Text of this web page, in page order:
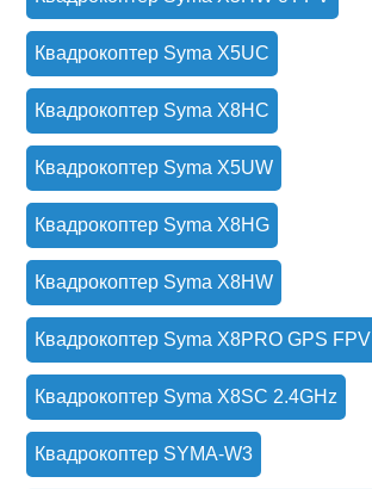
Квадрокоптер Syma X5UC
Квадрокоптер Syma X8HC
Квадрокоптер Syma X5UW
Квадрокоптер Syma X8HG
Квадрокоптер Syma X8HW
Квадрокоптер Syma X8PRO GPS FPV
Квадрокоптер Syma X8SC 2.4GHz
Квадрокоптер SYMA-W3